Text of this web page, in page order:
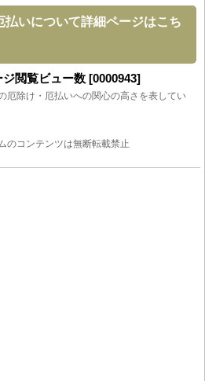
払いについて詳細ページはこち
閲覧ビュー数 [0000943]
厄除け・厄払いへの関心の高さを表してい
のコンテンツは無断転載禁止